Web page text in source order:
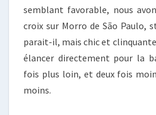
semblant favorable, nous
croix sur Morro de São Paulo,
parait-il, mais chic et
élancer directement pour la
fois plus loin, et deux fois
moins.